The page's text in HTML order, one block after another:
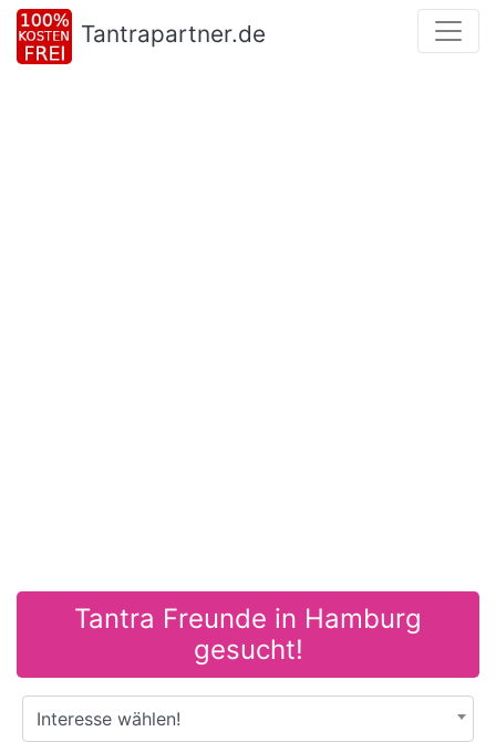
Tantrapartner.de
Tantra Freunde in Hamburg
gesucht!
Interesse wählen!